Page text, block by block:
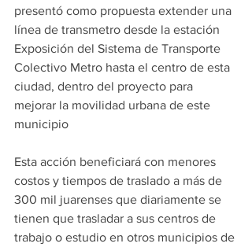
presentó como propuesta extender una
línea de transmetro desde la estación
Exposición del Sistema de Transporte
Colectivo Metro hasta el centro de esta
ciudad, dentro del proyecto para
mejorar la movilidad urbana de este
municipio
Esta acción beneficiará con menores
costos y tiempos de traslado a más de
300 mil juarenses que diariamente se
tienen que trasladar a sus centros de
trabajo o estudio en otros municipios de